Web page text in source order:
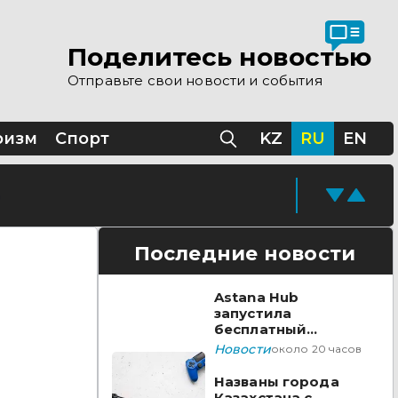
Поделитесь новостью
Отправьте свои новости и события
Спорт KZ RU EN
Последние новости
Astana Hub
запустила
бесплатный
акселератор для
видеоигр
Новостиоколо 20 часов
Названы города